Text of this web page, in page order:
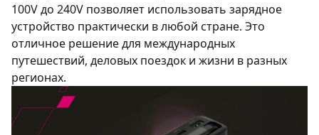
100V до 240V позволяет использовать зарядное
устройство практически в любой стране. Это
отличное решение для международных
путешествий, деловых поездок и жизни в разных
регионах.